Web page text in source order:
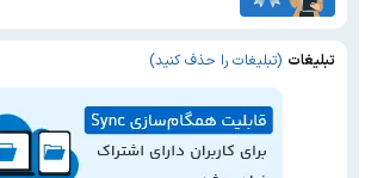
تبلیغات (تبلیغات را حذف کنید)